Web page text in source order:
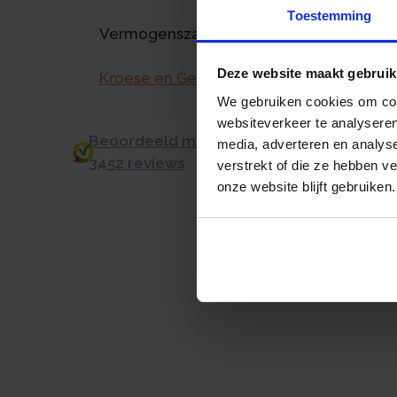
Toestemming
Deze website maakt
We gebruiken cookies om
websiteverkeer te
media, adverteren en
verstrekt of die ze hebben
onze website blijft gebruiken.
Vermogenszaken goed regelen?
Kroese en Geraerts
Beoordeeld met een 9.0 uit 10 op basis
3452 reviews